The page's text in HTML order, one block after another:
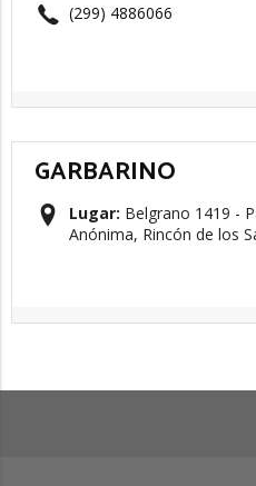
(299) 4886066
GARBARINO
Lugar: Belgrano 1419 -
Anónima, Rincón de los